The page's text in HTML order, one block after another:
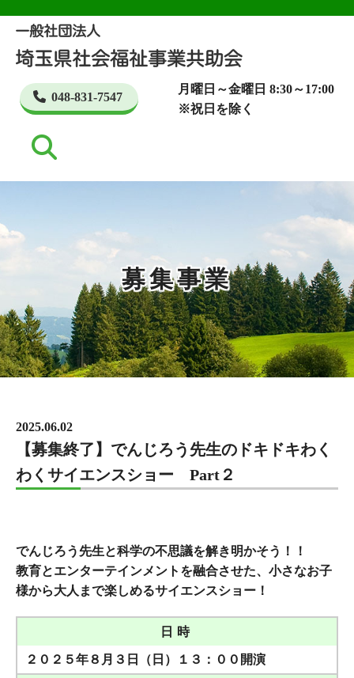
048-831-7547
月曜日～金曜日 8:30～17:00
※祝日を除く
募集事業
2025.06.02
【募集終了】でんじろう先生のドキドキわく
わくサイエンスショー Part２
でんじろう先生と科学の不思議を解き明かそう！！
教育とエンターテインメントを融合させた、小さなお子
様から大人まで楽しめるサイエンスショー！
日時
２０２５年８月３日（日）１３：００開演